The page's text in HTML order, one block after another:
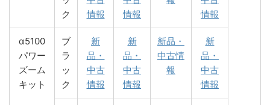
ク
情報
情報
情報
α5100
パワー
ズーム
キット
ブ
ラ
ッ
ク
新
品・
中古
情報
新
品・
中古
情報
新品・
中古情
報
新
品・
中古
情報